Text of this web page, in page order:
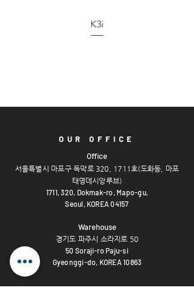
K3i
OUR OFFICE
Office
서울특별시 마포구 독막로 320, 1711호(도화동, 마포
태영데시앙루브)
1711, 320, Dokmak-ro, Mapo-gu,
Seoul, KOREA 04157
Warehouse
경기도 파주시 소라지로 50
50 Soraji-ro Paju-si
Gyeonggi-do, KOREA 10863